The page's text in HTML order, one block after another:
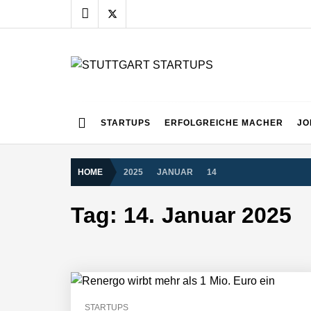
to
STARTUPS ERFOLGREICHE MACHER
HOME 2025 JANUAR 14
Tag: 14. Januar 2025
STARTUPS
NEURA Robotics gibt
NEURA Robotics und Amazon
Simulationsdienstleistung in